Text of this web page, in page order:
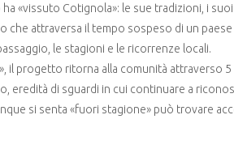
«vissuto Cotignola»: le sue tradizioni, i
che attraversa il tempo sospeso di un
le stagioni e le ricorrenze locali.
il progetto ritorna alla comunità attraverso
eredità di sguardi in cui continuare a
si senta «fuori stagione» può trovare